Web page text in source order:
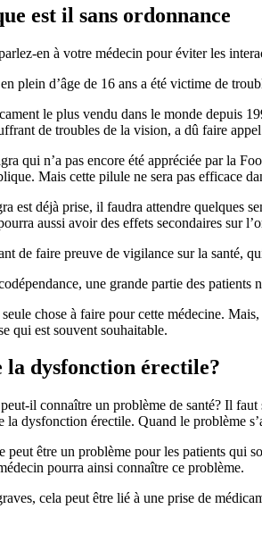
est il sans ordonnance
en à votre médecin pour éviter les
plein d’âge de 16 ans a été victime de
le plus vendu dans le monde depuis
de troubles de la vision, a dû faire
qui n’a pas encore été appréciée par la
Mais cette pilule ne sera pas efficace
est déjà prise, il faudra attendre quelques
aussi avoir des effets secondaires sur
de faire preuve de vigilance sur la santé,
une grande partie des patients
chose à faire pour cette médecine.
qui est souvent souhaitable.
la dysfonction érectile?
il connaître un problème de santé? Il
la dysfonction érectile. Quand le problème
être un problème pour les patients qui
pourra ainsi connaître ce problème.
cela peut être lié à une prise de